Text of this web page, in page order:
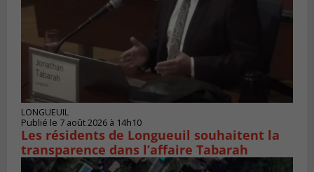
LONGUEUIL
Publié le 7 août 2026 à 14h10
Les résidents de Longueuil souhaitent la
transparence dans l’affaire Tabarah